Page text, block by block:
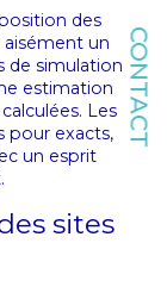
CONTACT
des
un
de simulation
estimation
Les
pour exacts,
un esprit
sites